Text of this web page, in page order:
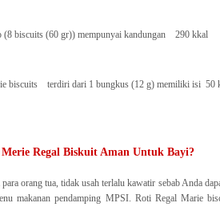
(8 biscuits (60 gr)) mempunyai kandungan 290 kkal
biscuits terdiri dari 1 bungkus (12 g) memiliki isi 50
Regal Biskuit Aman Untuk Bayi?
orang tua, tidak usah terlalu kawatir sebab Anda
makanan pendamping MPSI. Roti Regal Marie